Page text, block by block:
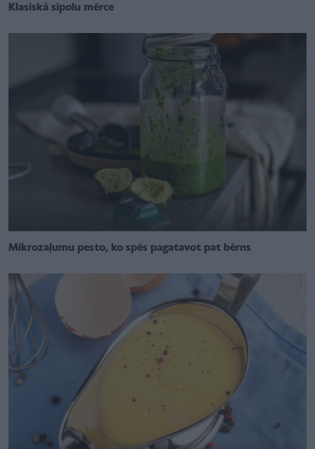
Klasiskā sīpolu mērce
Mikrozaļumu pesto, ko spēs pagatavot pat bērns